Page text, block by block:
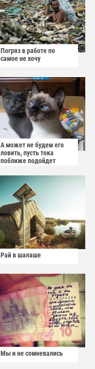
Погряз в работе по
самое не хочу
А может не будем его
ловить, пусть тока
поближе подойдет
Рай в шалаше
Мы и не сомневались